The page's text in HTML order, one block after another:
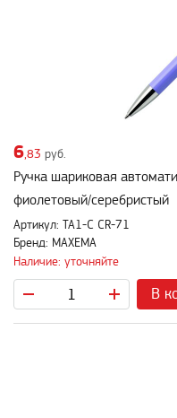
6 ,83 руб.
Ручка шариковая
фиолетовый/серебристый
Артикул: TA1-C CR-71
Бренд: MAXEMA
Наличие: уточняйте
В